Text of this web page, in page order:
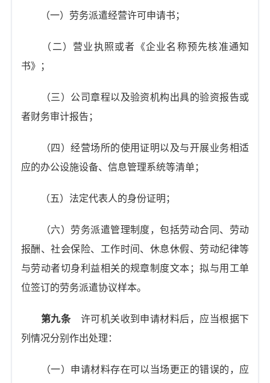
（一）劳务派遣经营许可申请书；
（二）营业执照或者《企业名称预先核准通知
书》；
（三）公司章程以及验资机构出具的验资报告或
者财务审计报告；
（四）经营场所的使用证明以及与开展业务相适
应的办公设施设备、信息管理系统等清单；
（五）法定代表人的身份证明；
（六）劳务派遣管理制度，包括劳动合同、劳动
报酬、社会保险、工作时间、休息休假、劳动纪律等
与劳动者切身利益相关的规章制度文本；拟与用工单
位签订的劳务派遣协议样本。
第九条许可机关收到申请材料后，应当根据下
列情况分别作出处理：
（一）申请材料存在可以当场更正的错误的，应